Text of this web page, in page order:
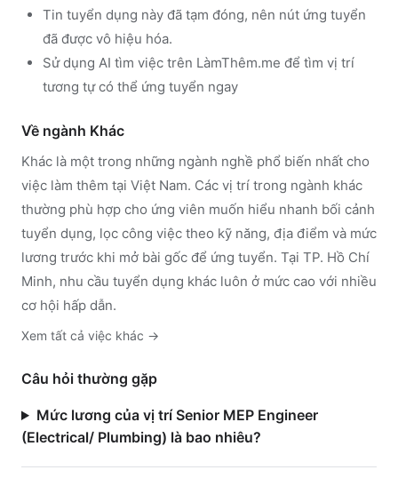
Tin tuyển dụng này đã tạm đóng, nên nút ứng tuyển
đã được vô hiệu hóa.
Sử dụng AI tìm việc trên LàmThêm.me để tìm vị trí
tương tự có thể ứng tuyển ngay
Về ngành Khác
Khác là một trong những ngành nghề phổ biến nhất cho
việc làm thêm tại Việt Nam. Các vị trí trong ngành khác
thường phù hợp cho ứng viên muốn hiểu nhanh bối cảnh
tuyển dụng, lọc công việc theo kỹ năng, địa điểm và mức
lương trước khi mở bài gốc để ứng tuyển. Tại TP. Hồ Chí
Minh, nhu cầu tuyển dụng khác luôn ở mức cao với nhiều
cơ hội hấp dẫn.
Xem tất cả việc khác →
Câu hỏi thường gặp
Mức lương của vị trí Senior MEP Engineer
(Electrical/ Plumbing) là bao nhiêu?